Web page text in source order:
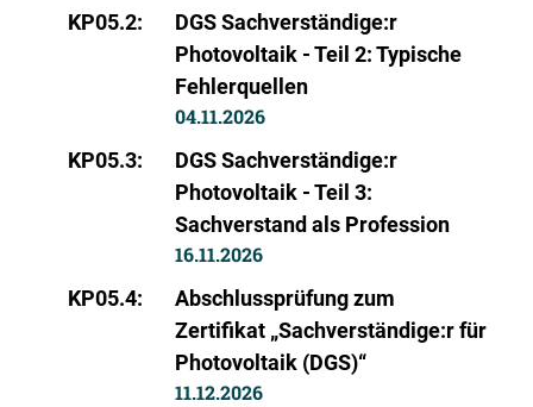
KP05.2:
DGS Sachverständige:r
Photovoltaik - Teil 2: Typische
Fehlerquellen
04.11.2026
KP05.3:
DGS Sachverständige:r
Photovoltaik - Teil 3:
Sachverstand als Profession
16.11.2026
KP05.4:
Abschlussprüfung zum
Zertifikat „Sachverständige:r für
Photovoltaik (DGS)“
11.12.2026